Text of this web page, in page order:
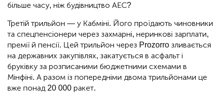
більше часу, ніж будівництво АЕС?
Третій трильйон — у Кабміні. Його проїдають чиновники
та спецпенсіонери через захмарні, неринкові зарплати,
премії й пенсії. Цей трильйон через Prozorro зливається
на державних закупівлях, закатується в асфальт і
бруківку за розписаними бюджетними схемами в
Мінфіні. А разом із попередніми двома трильйонами це
вже понад 20 000 ракет.